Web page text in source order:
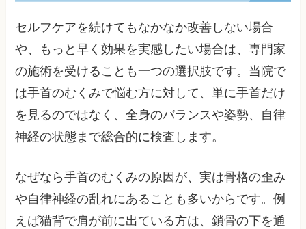
セルフケアを続けてもなかなか改善しない場合
や、もっと早く効果を実感したい場合は、専門家
の施術を受けることも一つの選択肢です。当院で
は手首のむくみで悩む方に対して、単に手首だけ
を見るのではなく、全身のバランスや姿勢、自律
神経の状態まで総合的に検査します。
なぜなら手首のむくみの原因が、実は骨格の歪み
や自律神経の乱れにあることも多いからです。例
えば猫背で肩が前に出ている方は、鎖骨の下を通